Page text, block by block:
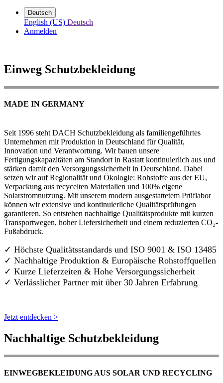
Deutsch
English (US) Deutsch
Anmelden
Einweg Schutzbekleidung
MADE IN GERMANY
Seit 1996 steht DACH Schutzbekleidung als familiengeführtes
Unternehmen mit Produktion in Deutschland für Qualität,
Innovation und Verantwortung. Wir bauen unsere
Fertigungskapazitäten am Standort in Rastatt kontinuierlich aus und
stärken damit den Versorgungssicherheit in Deutschland. Dabei
setzen wir auf Regionalität und Ökologie: Rohstoffe aus der EU,
Verpackung aus recycelten Materialien und 100% eigene
Solarstromnutzung. Mit unserem modern ausgestattetem Prüflabor
können wir extensive und kontinuierliche Qualitätsprüfungen
garantieren. So entstehen nachhaltige Qualitätsprodukte mit kurzen
Transportwegen, hoher Liefersicherheit und einem reduzierten CO₂-
Fußabdruck.
✓ Höchste Qualitätsstandards und ISO 9001 & ISO 13485
✓ Nachhaltige Produktion & Europäische Rohstoffquellen
✓ Kurze Lieferzeiten & Hohe Versorgungssicherheit
✓ Verlässlicher Partner mit über 30 Jahren Erfahrung
Jetzt entdecken >
Nachhaltige Schutzbekleidung
EINWEGBEKLEIDUNG AUS SOLAR UND RECYCLING